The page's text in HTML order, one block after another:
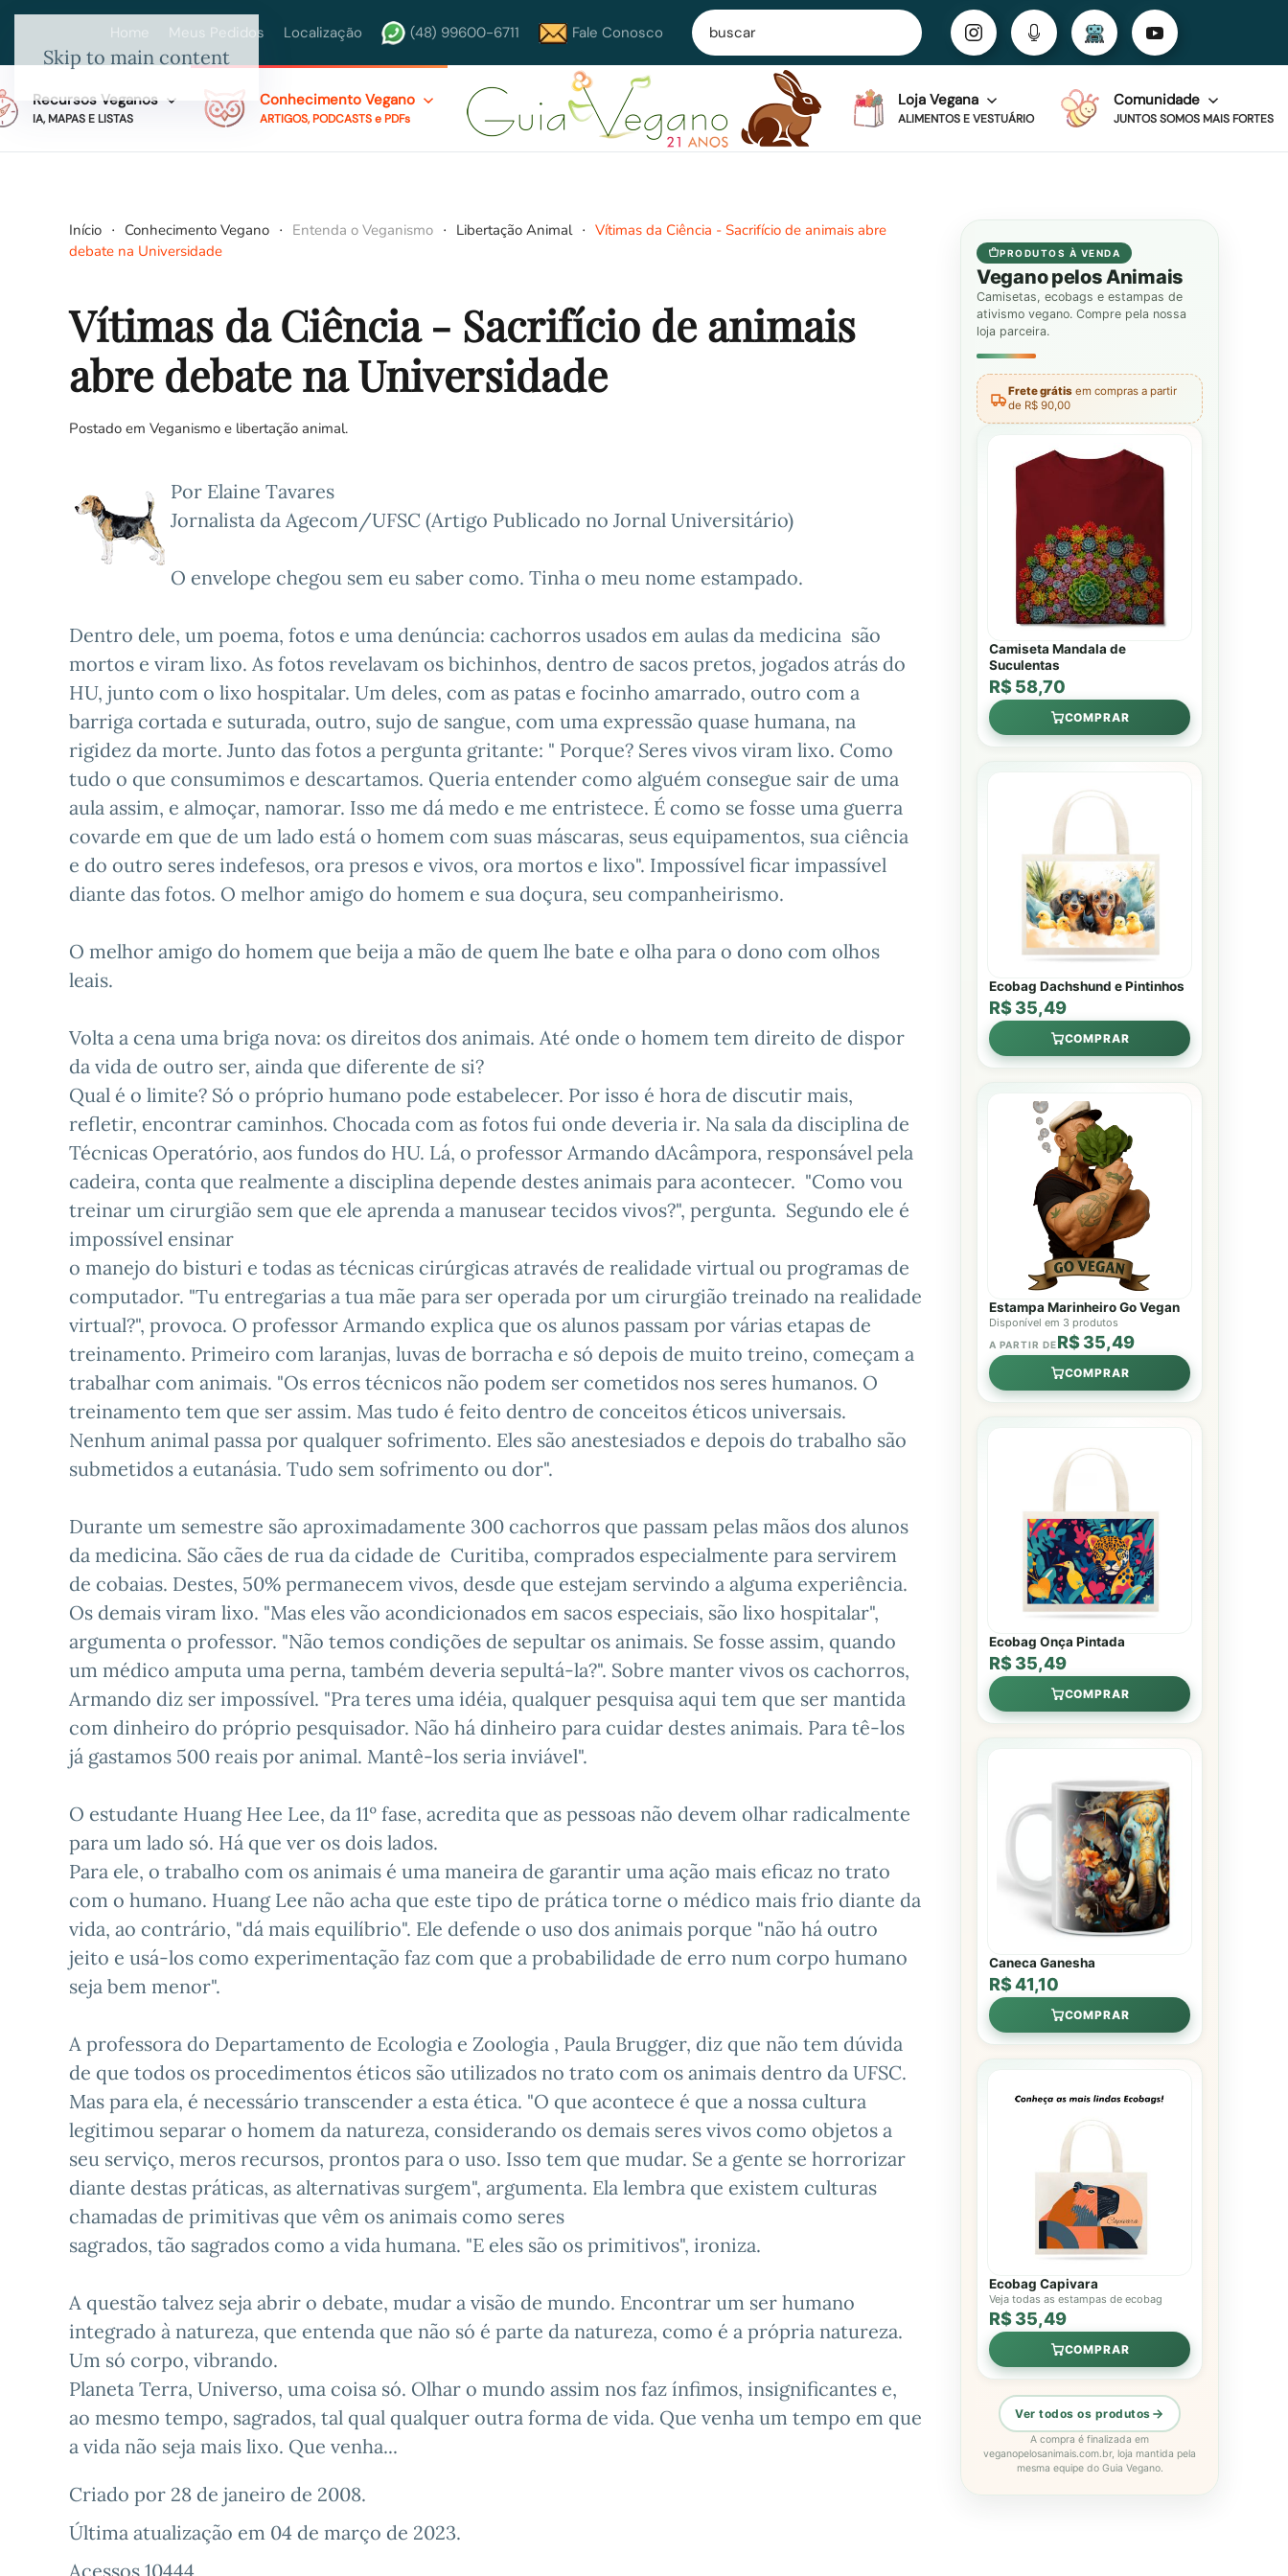
Skip to main content
Home Meus Pedidos Localização (48) 99600-6711 Fale Conosco
Recursos Veganos
IA, MAPAS E LISTAS
Conhecimento Vegano
ARTIGOS, PODCASTS e PDFs
Loja Vegana
ALIMENTOS E VESTUÁRIO
Comunidade
JUNTOS SOMOS MAIS FORTES
Início Conhecimento Vegano Entenda o Veganismo Libertação Animal
Vítimas da Ciência - Sacrifício de animais abre
debate na Universidade
Vítimas da Ciência - Sacrifício de animais
abre debate na Universidade
Postado em Veganismo e libertação animal.
Por Elaine Tavares
Jornalista da Agecom/UFSC (Artigo Publicado no Jornal Universitário)
O envelope chegou sem eu saber como. Tinha o meu nome estampado.
Dentro dele, um poema, fotos e uma denúncia: cachorros usados em aulas da medicina são
mortos e viram lixo. As fotos revelavam os bichinhos, dentro de sacos pretos, jogados atrás do
HU, junto com o lixo hospitalar. Um deles, com as patas e focinho amarrado, outro com a
barriga cortada e suturada, outro, sujo de sangue, com uma expressão quase humana, na
rigidez da morte. Junto das fotos a pergunta gritante: " Porque? Seres vivos viram lixo. Como
tudo o que consumimos e descartamos. Queria entender como alguém consegue sair de uma
aula assim, e almoçar, namorar. Isso me dá medo e me entristece. É como se fosse uma guerra
covarde em que de um lado está o homem com suas máscaras, seus equipamentos, sua ciência
e do outro seres indefesos, ora presos e vivos, ora mortos e lixo". Impossível ficar impassível
diante das fotos. O melhor amigo do homem e sua doçura, seu companheirismo.
O melhor amigo do homem que beija a mão de quem lhe bate e olha para o dono com olhos
leais.
Volta a cena uma briga nova: os direitos dos animais. Até onde o homem tem direito de dispor
da vida de outro ser, ainda que diferente de si?
Qual é o limite? Só o próprio humano pode estabelecer. Por isso é hora de discutir mais,
refletir, encontrar caminhos. Chocada com as fotos fui onde deveria ir. Na sala da disciplina de
Técnicas Operatório, aos fundos do HU. Lá, o professor Armando dAcâmpora, responsável pela
cadeira, conta que realmente a disciplina depende destes animais para acontecer. "Como vou
treinar um cirurgião sem que ele aprenda a manusear tecidos vivos?", pergunta. Segundo ele é
impossível ensinar
o manejo do bisturi e todas as técnicas cirúrgicas através de realidade virtual ou programas de
computador. "Tu entregarias a tua mãe para ser operada por um cirurgião treinado na realidade
virtual?", provoca. O professor Armando explica que os alunos passam por várias etapas de
treinamento. Primeiro com laranjas, luvas de borracha e só depois de muito treino, começam a
trabalhar com animais. "Os erros técnicos não podem ser cometidos nos seres humanos. O
treinamento tem que ser assim. Mas tudo é feito dentro de conceitos éticos universais.
Nenhum animal passa por qualquer sofrimento. Eles são anestesiados e depois do trabalho são
submetidos a eutanásia. Tudo sem sofrimento ou dor".
Durante um semestre são aproximadamente 300 cachorros que passam pelas mãos dos alunos
da medicina. São cães de rua da cidade de Curitiba, comprados especialmente para servirem
de cobaias. Destes, 50% permanecem vivos, desde que estejam servindo a alguma experiência.
Os demais viram lixo. "Mas eles vão acondicionados em sacos especiais, são lixo hospitalar",
argumenta o professor. "Não temos condições de sepultar os animais. Se fosse assim, quando
um médico amputa uma perna, também deveria sepultá-la?". Sobre manter vivos os cachorros,
Armando diz ser impossível. "Pra teres uma idéia, qualquer pesquisa aqui tem que ser mantida
com dinheiro do próprio pesquisador. Não há dinheiro para cuidar destes animais. Para tê-los
já gastamos 500 reais por animal. Mantê-los seria inviável".
O estudante Huang Hee Lee, da 11º fase, acredita que as pessoas não devem olhar radicalmente
para um lado só. Há que ver os dois lados.
Para ele, o trabalho com os animais é uma maneira de garantir uma ação mais eficaz no trato
com o humano. Huang Lee não acha que este tipo de prática torne o médico mais frio diante da
vida, ao contrário, "dá mais equilíbrio". Ele defende o uso dos animais porque "não há outro
jeito e usá-los como experimentação faz com que a probabilidade de erro num corpo humano
seja bem menor".
A professora do Departamento de Ecologia e Zoologia , Paula Brugger, diz que não tem dúvida
de que todos os procedimentos éticos são utilizados no trato com os animais dentro da UFSC.
Mas para ela, é necessário transcender a esta ética. "O que acontece é que a nossa cultura
legitimou separar o homem da natureza, considerando os demais seres vivos como objetos a
seu serviço, meros recursos, prontos para o uso. Isso tem que mudar. Se a gente se horrorizar
diante destas práticas, as alternativas surgem", argumenta. Ela lembra que existem culturas
chamadas de primitivas que vêm os animais como seres
sagrados, tão sagrados como a vida humana. "E eles são os primitivos", ironiza.
A questão talvez seja abrir o debate, mudar a visão de mundo. Encontrar um ser humano
integrado à natureza, que entenda que não só é parte da natureza, como é a própria natureza.
Um só corpo, vibrando.
Planeta Terra, Universo, uma coisa só. Olhar o mundo assim nos faz ínfimos, insignificantes e,
ao mesmo tempo, sagrados, tal qual qualquer outra forma de vida. Que venha um tempo em que
a vida não seja mais lixo. Que venha...
Criado por 28 de janeiro de 2008.
Última atualização em 04 de março de 2023.
Acessos 10444
PRODUTOS À VENDA
Vegano pelos Animais
Camisetas, ecobags e estampas de
ativismo vegano. Compre pela nossa
loja parceira.
Frete grátis em compras a partir
de R$ 90,00
Camiseta Mandala de
Suculentas
R$ 58,70
COMPRAR
Ecobag Dachshund e Pintinhos
R$ 35,49
COMPRAR
Estampa Marinheiro Go Vegan
Disponível em 3 produtos
A PARTIR DER$ 35,49
COMPRAR
Ecobag Onça Pintada
R$ 35,49
COMPRAR
Caneca Ganesha
R$ 41,10
COMPRAR
Ecobag Capivara
Veja todas as estampas de ecobag
R$ 35,49
COMPRAR
Ver todos os produtos
A compra é finalizada em
veganopelosanimais.com.br, loja mantida pela
mesma equipe do Guia Vegano.